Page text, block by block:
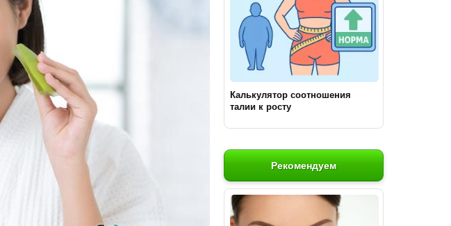
Калькулятор соотношения
талии к росту
Рекомендуем